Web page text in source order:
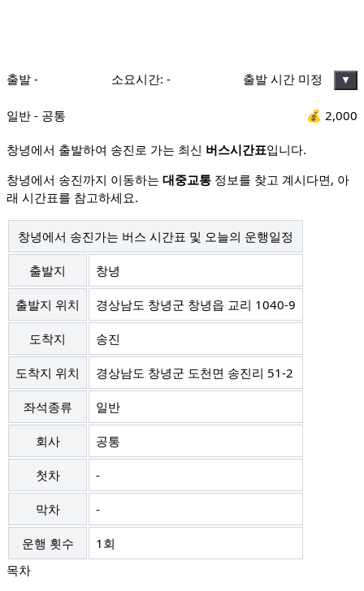
출발 - 소요시간: - 출발 시간 미정 ▼
일반 - 공통 💰 2,000
창녕에서 출발하여 송진로 가는 최신 버스시간표입니다.
창녕에서 송진까지 이동하는 대중교통 정보를 찾고 계시다면, 아
래 시간표를 참고하세요.
창녕에서 송진가는 버스 시간표 및 오늘의 운행일정
출발지 창녕
출발지 위치 경상남도 창녕군 창녕읍 교리 1040-9
도착지 송진
도착지 위치 경상남도 창녕군 도천면 송진리 51-2
좌석종류 일반
회사 공통
첫차 -
막차 -
운행 횟수 1회